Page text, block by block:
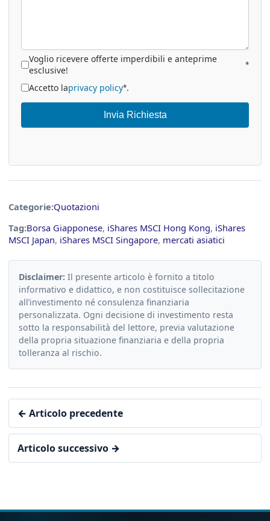
Voglio ricevere offerte imperdibili e anteprime
esclusive!
*
Accetto laprivacy policy*.
Invia Richiesta
Categorie:Quotazioni
Tag:Borsa Giapponese, iShares MSCI Hong Kong, iShares
MSCI Japan, iShares MSCI Singapore, mercati asiatici
Disclaimer: Il presente articolo è fornito a titolo
informativo e didattico, e non costituisce sollecitazione
all’investimento né consulenza finanziaria
personalizzata. Ogni decisione di investimento resta
sotto la responsabilità del lettore, previa valutazione
della propria situazione finanziaria e della propria
tolleranza al rischio.
← Articolo precedente
Articolo successivo →